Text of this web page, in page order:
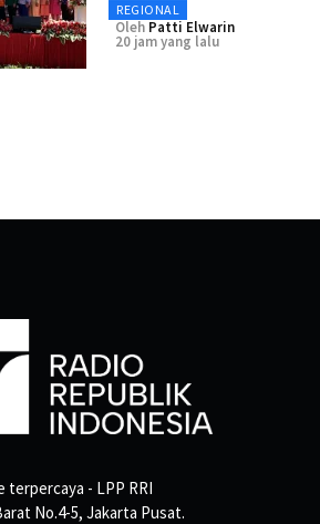
REGIONAL
Oleh Patti Elwarin
20 jam yang lalu
terpercaya - LPP RRI
No.4-5, Jakarta Pusat.